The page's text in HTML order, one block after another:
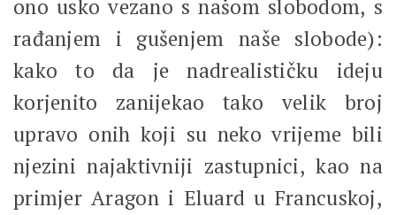
ono usko vezano s našom slobodom, s
rađanjem i gušenjem naše slobode):
kako to da je nadrealističku ideju
korjenito zanijekao tako velik broj
upravo onih koji su neko vrijeme bili
njezini najaktivniji zastupnici, kao na
primjer Aragon i Eluard u Francuskoj,